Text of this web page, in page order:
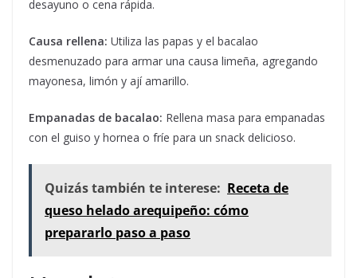
desayuno o cena rápida.
Causa rellena: Utiliza las papas y el bacalao
desmenuzado para armar una causa limeña, agregando
mayonesa, limón y ají amarillo.
Empanadas de bacalao: Rellena masa para empanadas
con el guiso y hornea o fríe para un snack delicioso.
Quizás también te interese: Receta de
queso helado arequipeño: cómo
prepararlo paso a paso